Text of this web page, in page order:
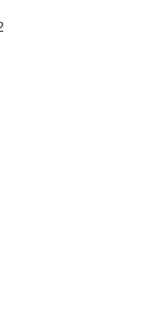
války na hřbitově
ve Velešíně
TO FREEDOM u
na náměstí J. V.
světové války na
ve Velešíně
světové války v